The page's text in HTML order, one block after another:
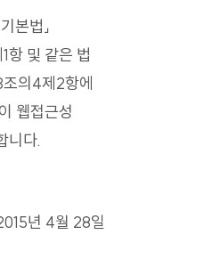
본법」
항 및 같은 법
의4제2항에
웹접근성
니다.
년 4월 28일